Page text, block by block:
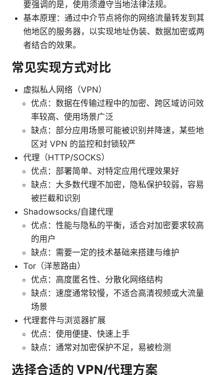
要强调的是，使用须遵守当地法律法规。
基本原理：通过中介节点将你的网络流量转发到其
他地区的服务器，以实现地址伪装、数据加密或两
者结合的效果。
常见实现方式对比
虚拟私人网络（VPN）
优点：数据在传输过程中的加密、跨区域访问效
率较高、使用场景广泛
缺点：部分应用场景可能被识别并降速，某些地
区对 VPN 的监控和封锁较严
代理（HTTP/SOCKS）
优点：部署简单、对特定应用代理效果好
缺点：大多数代理不加密，隐私保护较弱，容易
被拦截和识别
Shadowsocks/自建代理
优点：性能与隐私的平衡，适合对加密要求较高
的用户
缺点：需要一定的技术基础来搭建与维护
Tor（洋葱路由）
优点：高度匿名性、分散化网络结构
缺点：速度通常较慢，不适合高清视频或大流量
场景
代理套件与浏览器扩展
优点：使用便捷、快速上手
缺点：通常对加密保护不足，易被检测
选择合适的 VPN/代理方案